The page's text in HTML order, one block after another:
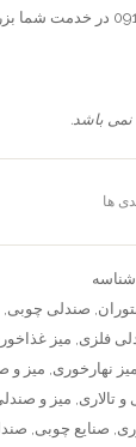
باشد.
ها
, صندلی چوبی,
فلزی, ميز
میز نهارخوری, میز و
تالاری, میز و
, صنایع چوبی,